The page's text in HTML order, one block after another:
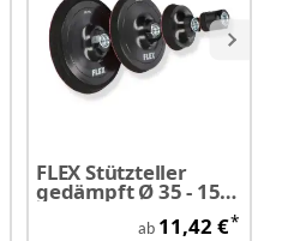
FLEX Stützteller
gedämpft Ø 35 - 150
mm / M14
ab 11,42 €*